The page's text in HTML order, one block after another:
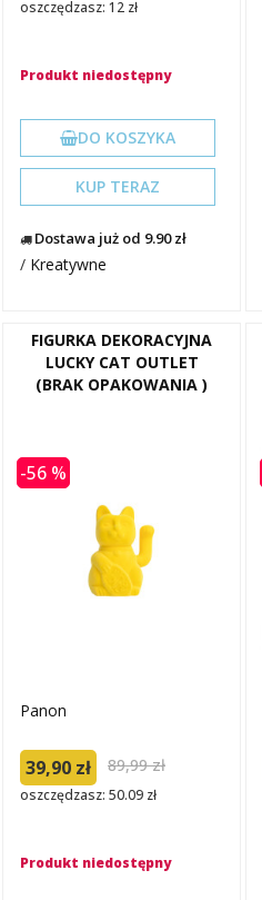
oszczędzasz: 12 zł
Produkt niedostępny
DO KOSZYKA
KUP TERAZ
Dostawa już od 9.90 zł
/ Kreatywne
FIGURKA DEKORACYJNA
LUCKY CAT OUTLET
(BRAK OPAKOWANIA )
-56 %
Panon
39,90 zł 89,99 zł
oszczędzasz: 50.09 zł
Produkt niedostępny